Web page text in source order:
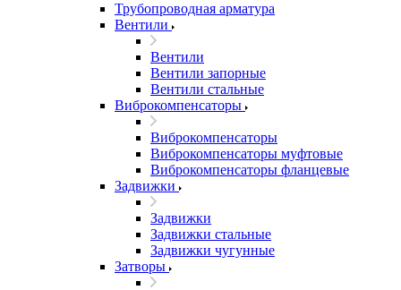
Трубопроводная арматура
Вентили
Вентили
Вентили запорные
Вентили стальные
Виброкомпенсаторы
Виброкомпенсаторы
Виброкомпенсаторы муфтовые
Виброкомпенсаторы фланцевые
Задвижки
Задвижки
Задвижки стальные
Задвижки чугунные
Затворы